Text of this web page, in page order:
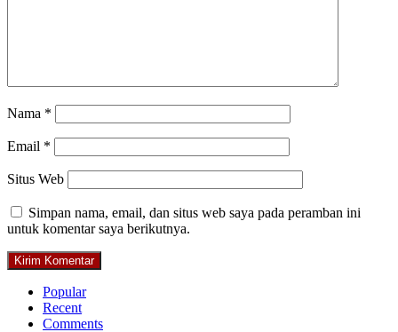
Nama *
Email *
Situs Web
Simpan nama, email, dan situs web saya pada peramban ini
untuk komentar saya berikutnya.
Popular
Recent
Comments